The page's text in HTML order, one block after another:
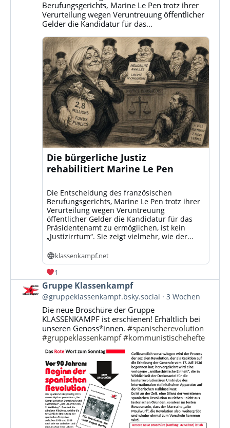
ansehenBerufungsgerichts, Marine Le Pen trotz ihrer
Verurteilung wegen Veruntreuung öffentlicher
Gelder die Kandidatur für das...
Die bürgerliche Justiz
rehabilitiert Marine Le Pen
Die Entscheidung des französischen
Berufungsgerichts, Marine Le Pen trotz ihrer
Verurteilung wegen Veruntreuung
öffentlicher Gelder die Kandidatur für das
Präsidentenamt zu ermöglichen, ist kein
„Justizirrtum“. Sie zeigt vielmehr, wie der...
klassenkampf.net
1
Beitrag
von
Gruppe
Klassenkampf
Bluesky
ansehen
Gruppe Klassenkampf
@gruppeklassenkampf.bsky.social 3 Wochen
Die neue Broschüre der Gruppe
KLASSENKAMPF ist erschienen! Erhältlich bei
unseren Genoss*innen.#spanischerevolution
#gruppeklassenkampf #kommunistischehefte